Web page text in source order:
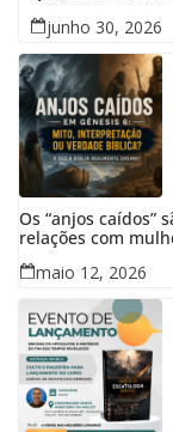
junho 30, 2026
Os “anjos caídos”
relações com
maio 12, 2026